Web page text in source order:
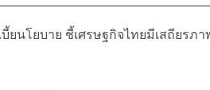
นโยบาย ชี้เศรษฐกิจไทยมีเสถียรภา